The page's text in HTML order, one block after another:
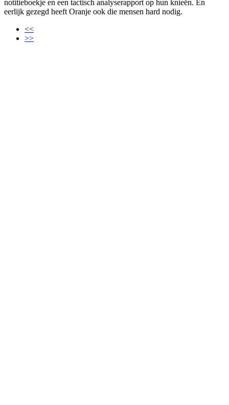
notitieboekje en een tactisch analyserapport op hun knieën. En
eerlijk gezegd heeft Oranje ook die mensen hard nodig.
<<
>>